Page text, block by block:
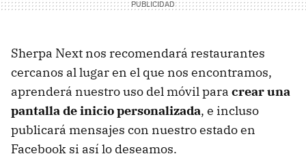
Sherpa Next nos recomendará restaurantes
cercanos al lugar en el que nos encontramos,
aprenderá nuestro uso del móvil para crear una
pantalla de inicio personalizada, e incluso
publicará mensajes con nuestro estado en
Facebook si así lo deseamos.